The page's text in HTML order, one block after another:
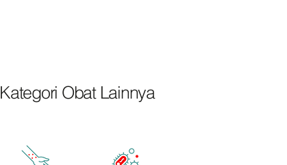
Kategori Obat Lainnya